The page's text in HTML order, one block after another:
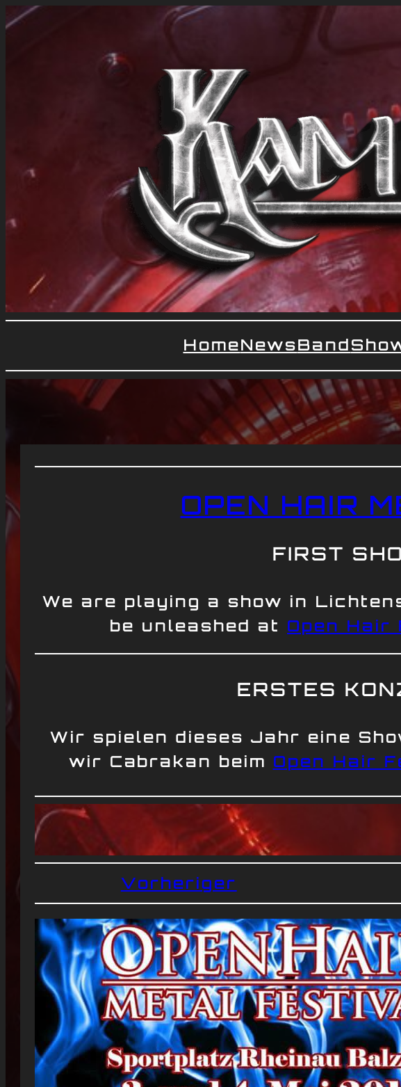
HomeNewsBand
OPEN HAIR
FIRST
We are playing a show in
be unleashed at Open Hair
ERSTES
Wir spielen dieses Jahr eine
wir Cabrakan beim Open Hair
Vorheriger